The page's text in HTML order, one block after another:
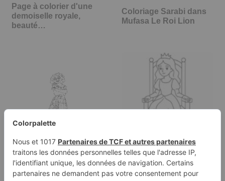
Page à colorier d'une
demoiselle royale,
beauté…
Coloriage Sarabi dans
Mufasa Le Roi Lion
Coloriage Mirabel de la
famille Madrigal,
Page à colorier d'une
demoiselle royale,
beauté…